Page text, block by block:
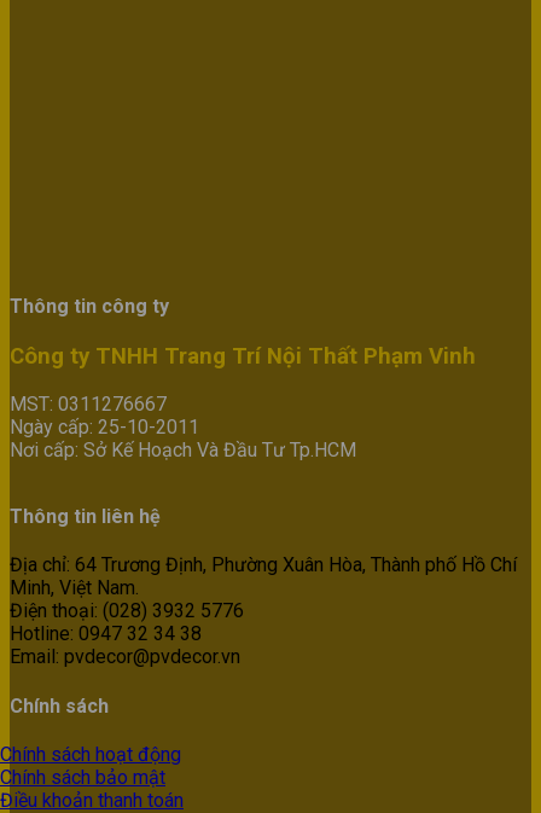
Thông tin công ty
Công ty TNHH Trang Trí Nội Thất Phạm Vinh
MST: 0311276667
Ngày cấp: 25-10-2011
Nơi cấp: Sở Kế Hoạch Và Đầu Tư Tp.HCM
Thông tin liên hệ
Địa chỉ: 64 Trương Định, Phường Xuân Hòa, Thành phố Hồ Chí
Minh, Việt Nam.
Điện thoại: (028) 3932 5776
Hotline: 0947 32 34 38
Email: pvdecor@pvdecor.vn
Chính sách
Chính sách hoạt động
Chính sách bảo mật
Điều khoản thanh toán